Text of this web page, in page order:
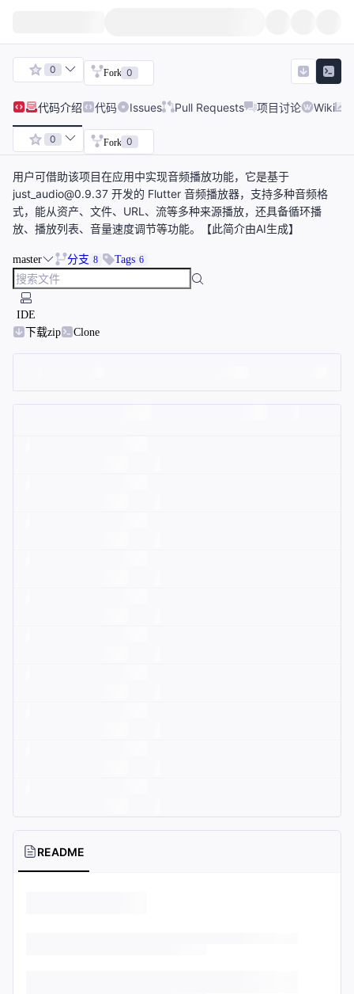
0 Fork 0
代码介绍 代码 Issues Pull Requests 项目讨论 Wiki
0 Fork 0
用户可借助该项目在应用中实现音频播放功能，它是基于
just_audio@0.9.37 开发的 Flutter 音频播放器，支持多种音频格
式，能从资产、文件、URL、流等多种来源播放，还具备循环播
放、播放列表、音量速度调节等功能。【此简介由AI生成】
master 分支 8 Tags 6
IDE
下载zip
Clone
README